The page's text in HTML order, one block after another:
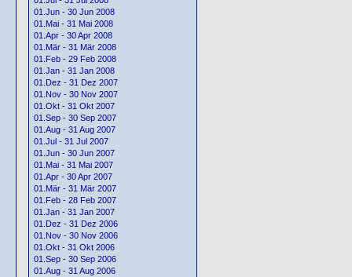
01.Jun - 30 Jun 2008
01.Mai - 31 Mai 2008
01.Apr - 30 Apr 2008
01.Mär - 31 Mär 2008
01.Feb - 29 Feb 2008
01.Jan - 31 Jan 2008
01.Dez - 31 Dez 2007
01.Nov - 30 Nov 2007
01.Okt - 31 Okt 2007
01.Sep - 30 Sep 2007
01.Aug - 31 Aug 2007
01.Jul - 31 Jul 2007
01.Jun - 30 Jun 2007
01.Mai - 31 Mai 2007
01.Apr - 30 Apr 2007
01.Mär - 31 Mär 2007
01.Feb - 28 Feb 2007
01.Jan - 31 Jan 2007
01.Dez - 31 Dez 2006
01.Nov - 30 Nov 2006
01.Okt - 31 Okt 2006
01.Sep - 30 Sep 2006
01.Aug - 31 Aug 2006